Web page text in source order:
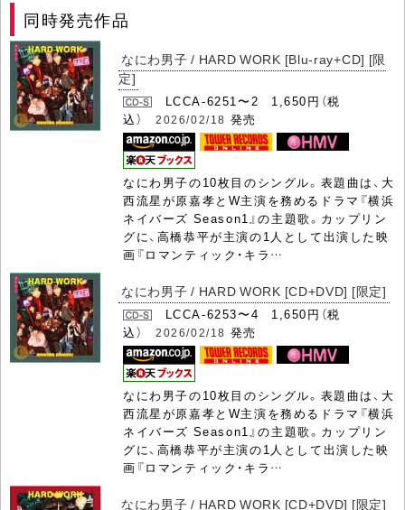
同時発売作品
なにわ男子 / HARD WORK [Blu-ray+CD] [限
定]
LCCA-6251〜2 1,650円（税
込） 2026/02/18 発売
なにわ男子の10枚目のシングル。表題曲は、大
西流星が原嘉孝とW主演を務めるドラマ『横浜
ネイバーズ Season1』の主題歌。カップリン
グに、高橋恭平が主演の1人として出演した映
画『ロマンティック・キラ…
なにわ男子 / HARD WORK [CD+DVD] [限定]
LCCA-6253〜4 1,650円（税
込） 2026/02/18 発売
なにわ男子の10枚目のシングル。表題曲は、大
西流星が原嘉孝とW主演を務めるドラマ『横浜
ネイバーズ Season1』の主題歌。カップリン
グに、高橋恭平が主演の1人として出演した映
画『ロマンティック・キラ…
なにわ男子 / HARD WORK [CD+DVD] [限定]